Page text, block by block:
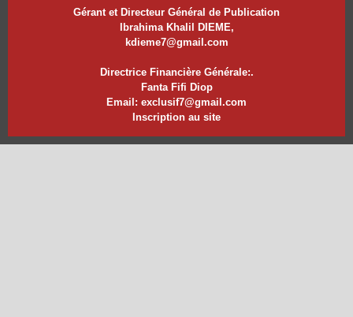
Gérant et Directeur Général de Publication
Ibrahima Khalil DIEME,
kdieme7@gmail.com
Directrice Financière Générale:.
Fanta Fifi Diop
Email: exclusif7@gmail.com
Inscription au site